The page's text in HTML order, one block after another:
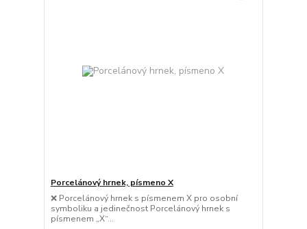
Porcelánový hrnek, písmeno X
❌ Porcelánový hrnek s písmenem X pro osobní
symboliku a jedinečnost Porcelánový hrnek s
písmenem „X“...